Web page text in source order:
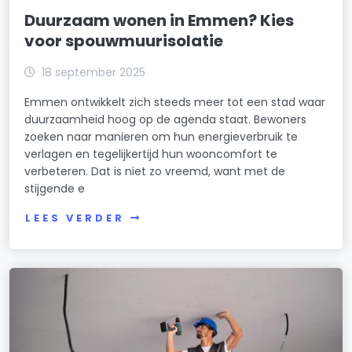
Duurzaam wonen in Emmen? Kies
voor spouwmuurisolatie
18 september 2025
Emmen ontwikkelt zich steeds meer tot een stad waar
duurzaamheid hoog op de agenda staat. Bewoners
zoeken naar manieren om hun energieverbruik te
verlagen en tegelijkertijd hun wooncomfort te
verbeteren. Dat is niet zo vreemd, want met de
stijgende e
LEES VERDER